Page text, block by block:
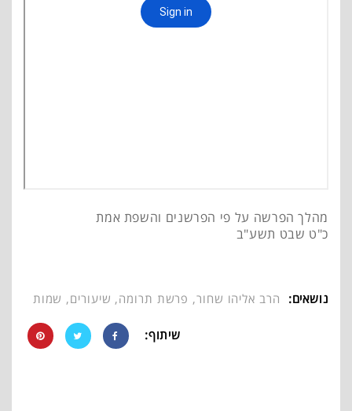
מהלך הפרשה על פי הפרשנים והשפת אמת
כ"ט שבט תשע"ב
נושאים: הרב אליהו שחור, פרשת תרומה, שיעורים, שמות
שיתוף: